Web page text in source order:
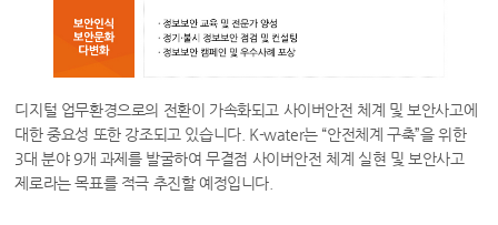
디지털 업무환경으로의 전환이 가속화되고 사이버안전 체계 및 보안사고에
대한 중요성 또한 강조되고 있습니다. K-water는 “안전체계 구축”을 위한
3대 분야 9개 과제를 발굴하여 무결점 사이버안전 체계 실현 및 보안사고
제로라는 목표를 적극 추진할 예정입니다.